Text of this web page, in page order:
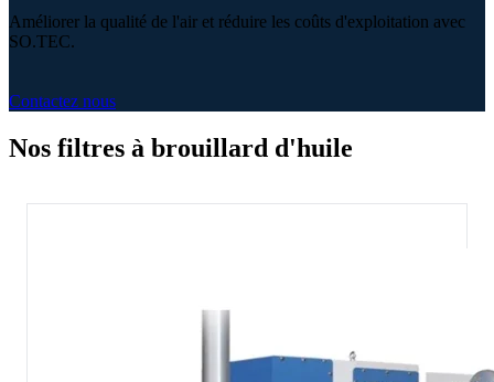
Améliorer la qualité de l'air et réduire les coûts d'exploitation avec
SO.TEC.
Contactez nous
Nos filtres à brouillard d'huile